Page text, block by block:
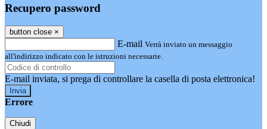
Recupero password
button close ×
E-mail Verrà inviato un messaggio
all'indirizzo indicato con le istruzioni necessarie.
E-mail inviata, si prega di controllare la casella di posta elettronica!
Errore
Chiudi